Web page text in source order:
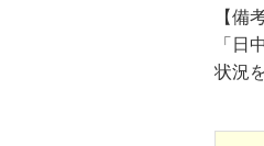
【備
「日
状況